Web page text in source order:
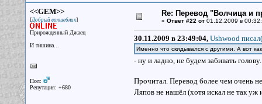
<<GEM>>
[Добрый волшебник]
Прирожденный Джаец
И тишина...
Пол:
Репутация: +680
Re: Перевод "Волчица и
« Ответ #22 от01.12.2009 в
30.11.2009 в 23:49:04, Ushwood
Именно что скидывался с другими. А вот
- ну и ладно, не будем забивать
Прочитал. Перевод более чем очень
Ляпов не нашёл (хотя искал не так уж